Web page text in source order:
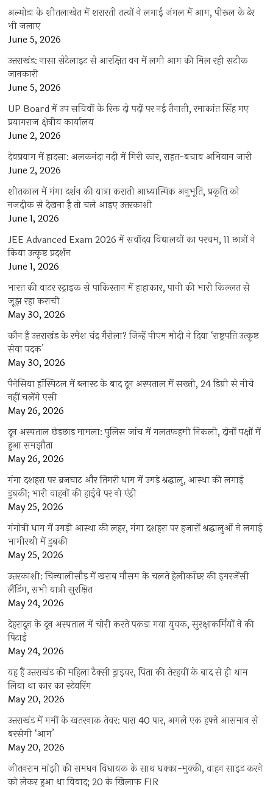
अल्मोड़ा के शीतलाखेत में शरारती तत्वों ने लगाई जंगल में आग, पीरूल के ढेर
भी जलाए
June 5, 2026
उत्तराखंड: नासा सेटेलाइट से आरक्षित वन में लगी आग की मिल रही सटीक
जानकारी
June 5, 2026
UP Board में उप सचिवों के रिक्त दो पदों पर नई तैनाती, रमाकांत सिंह गए
प्रयागराज क्षेत्रीय कार्यालय
June 2, 2026
देवप्रयाग में हादसा: अलकनंदा नदी में गिरी कार, राहत-बचाव अभियान जारी
June 2, 2026
शीतकाल में गंगा दर्शन की यात्रा कराती आध्यात्मिक अनुभूति, प्रकृति को
नजदीक से देखना है तो चले आइए उत्तरकाशी
June 1, 2026
JEE Advanced Exam 2026 में सर्वोदय विद्यालयों का परचम, 11 छात्रों ने
किया उत्कृष्ट प्रदर्शन
June 1, 2026
भारत की वाटर स्ट्राइक से पाकिस्तान में हाहाकार, पानी की भारी किल्लत से
जूझ रहा कराची
May 30, 2026
कौन हैं उत्तराखंड के रमेश चंद्र गैरोला? जिन्हें पीएम मोदी ने दिया ‘राष्ट्रपति उत्कृष्ट
सेवा पदक’
May 30, 2026
पैनेसिया हॉस्पिटल में ब्लास्ट के बाद दून अस्पताल में सख्ती, 24 डिग्री से नीचे
नहीं चलेंगे एसी
May 26, 2026
दून अस्पताल छेड़छाड़ मामला: पुलिस जांच में गलतफहमी निकली, दोनों पक्षों में
हुआ समझौता
May 26, 2026
गंगा दशहरा पर ब्रजघाट और तिगरी धाम में उमड़े श्रद्धालु, आस्था की लगाई
डुबकी; भारी वाहनों की हाईवे पर नो एंट्री
May 25, 2026
गंगोत्री धाम में उमड़ी आस्था की लहर, गंगा दशहरा पर हजारों श्रद्धालुओं ने लगाई
भागीरथी में डुबकी
May 25, 2026
उत्तरकाशी: चिन्यालीसौड़ में खराब मौसम के चलते हेलीकॉप्टर की इमरजेंसी
लैंडिंग, सभी यात्री सुरक्षित
May 24, 2026
देहरादून के दून अस्पताल में चोरी करते पकड़ा गया युवक, सुरक्षाकर्मियों ने की
पिटाई
May 24, 2026
यह हैं उत्तराखंड की महिला टैक्सी ड्राइवर, पिता की तेरहवीं के बाद से ही थाम
लिया था कार का स्टेयरिंग
May 20, 2026
उत्तराखंड में गर्मी के खतरनाक तेवर: पारा 40 पार, अगले एक हफ्ते आसमान से
बरसेगी ‘आग’
May 20, 2026
जीतनराम मांझी की समधन विधायक के साथ धक्का-मुक्की, वाहन साइड करने
को लेकर हुआ था विवाद; 20 के खिलाफ FIR